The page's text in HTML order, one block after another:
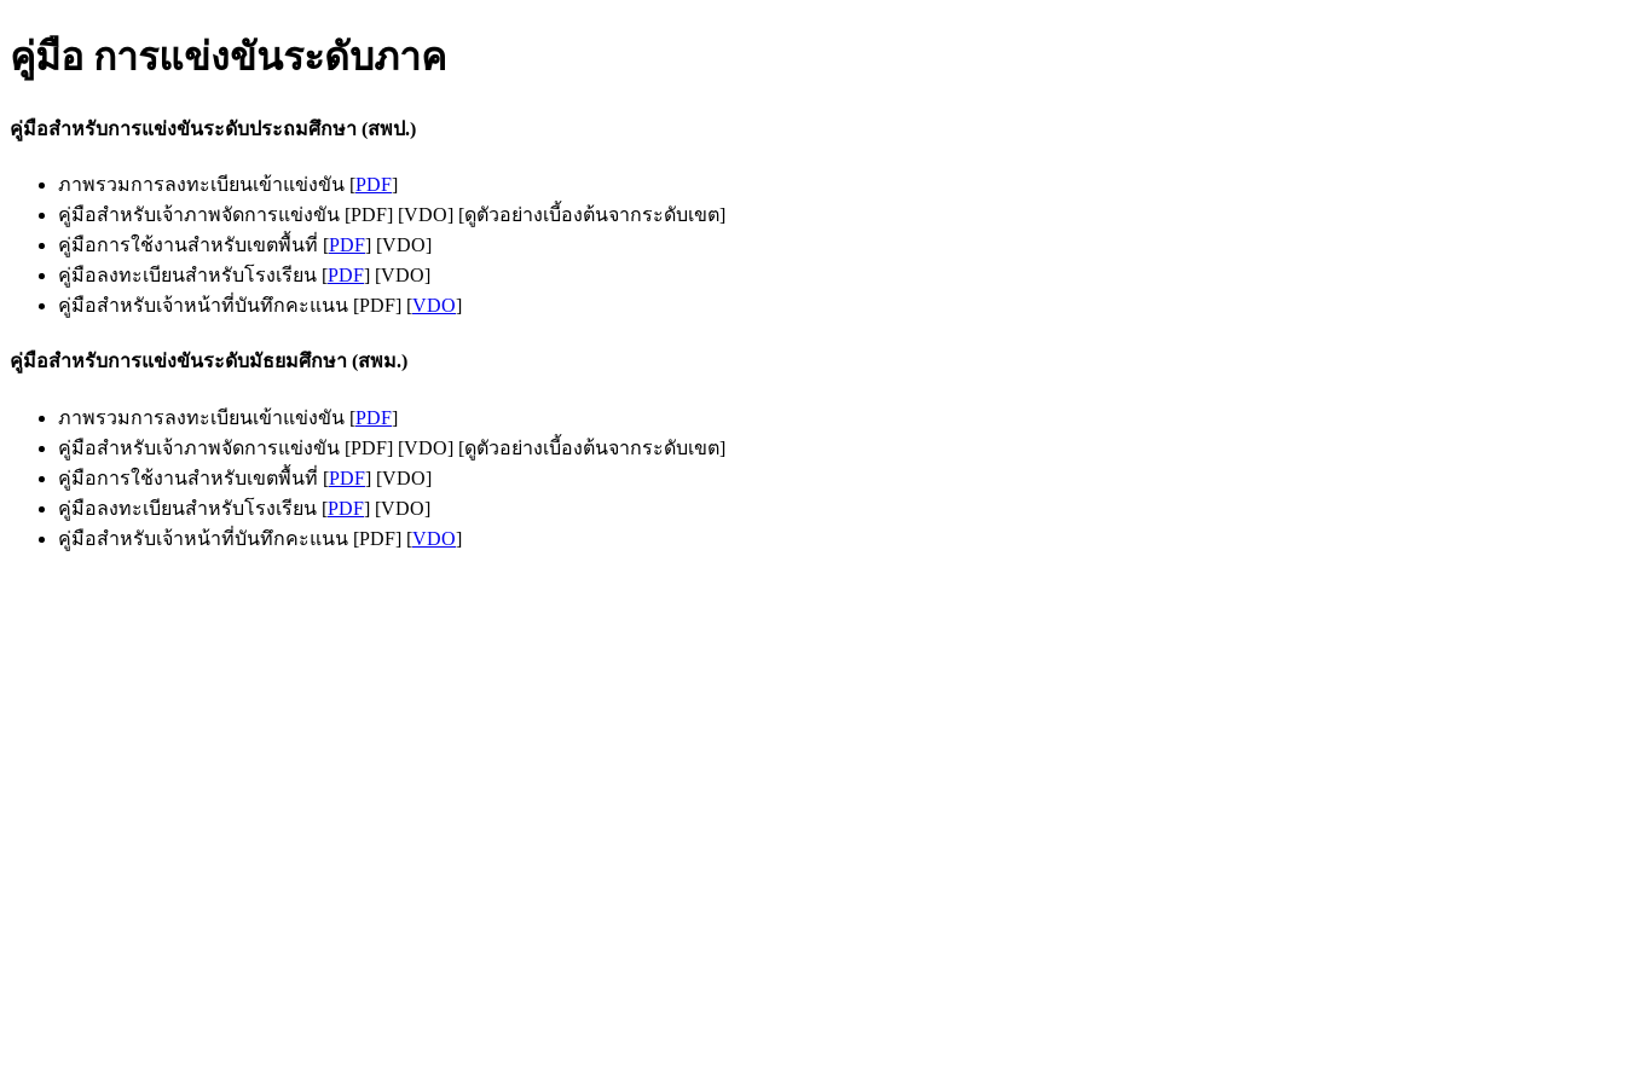
คู่มือ การแข่งขันระดับภาค
คู่มือสำหรับการแข่งขันระดับประถมศึกษา (สพป.)
ภาพรวมการลงทะเบียนเข้าแข่งขัน [PDF]
คู่มือสำหรับเจ้าภาพจัดการแข่งขัน [PDF] [VDO] [ดูตัวอย่างเบี้องต้นจากระดับเขต]
คู่มือการใช้งานสำหรับเขตพื้นที่ [PDF] [VDO]
คู่มือลงทะเบียนสำหรับโรงเรียน [PDF] [VDO]
คู่มือสำหรับเจ้าหน้าที่บันทึกคะแนน [PDF] [VDO]
คู่มือสำหรับการแข่งขันระดับมัธยมศึกษา (สพม.)
ภาพรวมการลงทะเบียนเข้าแข่งขัน [PDF]
คู่มือสำหรับเจ้าภาพจัดการแข่งขัน [PDF] [VDO] [ดูตัวอย่างเบี้องต้นจากระดับเขต]
คู่มือการใช้งานสำหรับเขตพื้นที่ [PDF] [VDO]
คู่มือลงทะเบียนสำหรับโรงเรียน [PDF] [VDO]
คู่มือสำหรับเจ้าหน้าที่บันทึกคะแนน [PDF] [VDO]